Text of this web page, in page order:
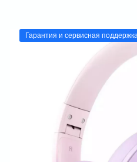
Гарантия и сервисная